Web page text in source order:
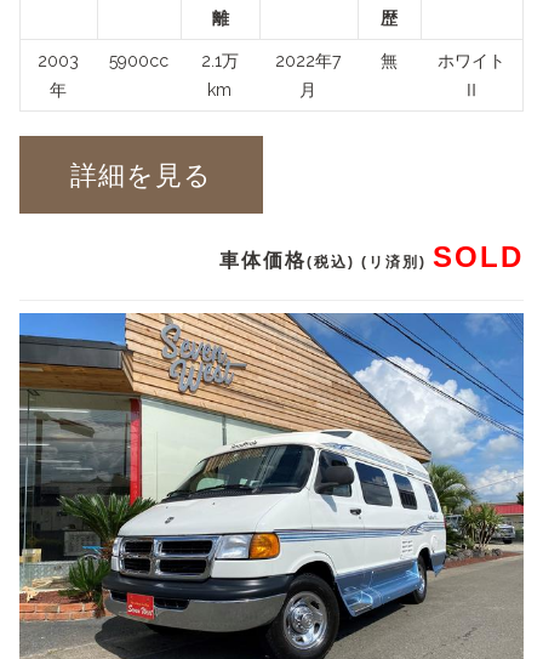
離
歴
2003
年
5900cc
2.1万
km
2022年7
月
無
ホワイト
Ⅱ
詳細を見る
車体価格(税込) (リ済別)SOLD